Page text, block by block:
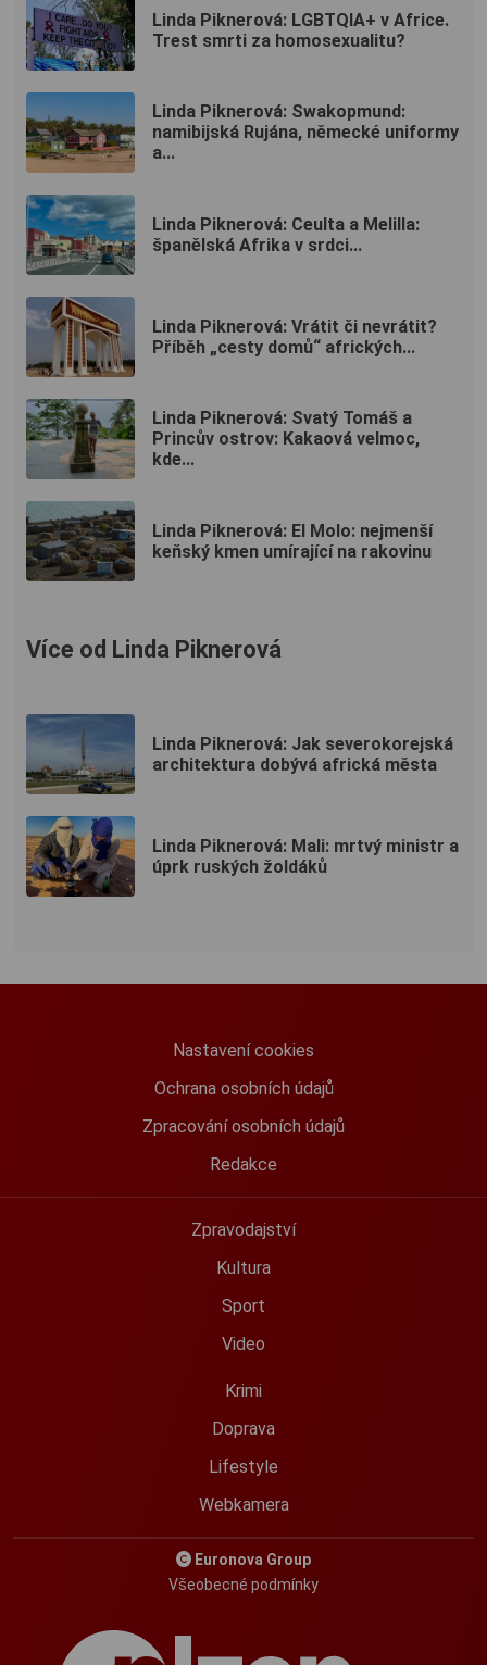
Linda Piknerová: LGBTQIA+ v Africe.
Trest smrti za homosexualitu?
Linda Piknerová: Swakopmund:
namibijská Rujána, německé uniformy
a...
Linda Piknerová: Ceulta a Melilla:
španělská Afrika v srdci...
Linda Piknerová: Vrátit či nevrátit?
Příběh „cesty domů“ afrických...
Linda Piknerová: Svatý Tomáš a
Princův ostrov: Kakaová velmoc,
kde...
Linda Piknerová: El Molo: nejmenší
keňský kmen umírající na rakovinu
Více od Linda Piknerová
Linda Piknerová: Jak severokorejská
architektura dobývá africká města
Linda Piknerová: Mali: mrtvý ministr a
úprk ruských žoldáků
Nastavení cookies
Ochrana osobních údajů
Zpracování osobních údajů
Redakce
Zpravodajství
Kultura
Sport
Video
Krimi
Doprava
Lifestyle
Webkamera
Euronova Group
Všeobecné podmínky